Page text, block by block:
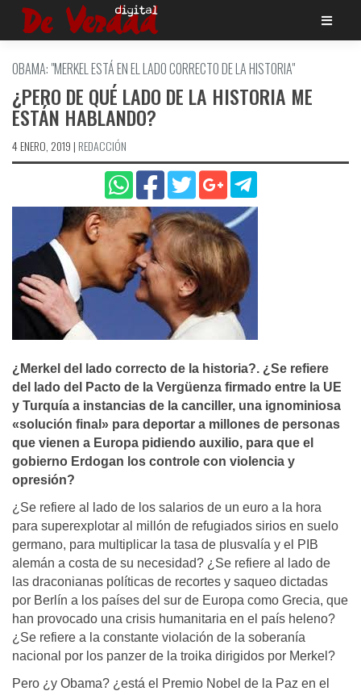
Saltar
OBAMA: "MERKEL ESTÁ EN EL LADO CORRECTO DE LA HISTORIA"
¿PERO DE QUÉ LADO DE LA HISTORIA ME
ESTÁN HABLANDO?
4 ENERO, 2019 | REDACCIÓN
¿Merkel del lado correcto de la historia?. ¿Se refiere
del lado del Pacto de la Vergüenza firmado entre la UE
y Turquí­a a instancias de la canciller, una ignominiosa
«solución final» para deportar a millones de personas
que vienen a Europa pidiendo auxilio, para que el
gobierno Erdogan los controle con violencia y
opresión?
¿Se refiere al lado de los salarios de un euro a la hora
para superexplotar al millón de refugiados sirios en suelo
germano, para multiplicar la tasa de plusvalía y el PIB
alemán a costa de su necesidad? ¿Se refiere al lado de
las draconianas políticas de recortes y saqueo dictadas
por Berlín a los países del sur de Europa como Grecia, que
han provocado una crisis humanitaria en el país heleno?
¿Se refiere a la constante violación de la soberanía
nacional por los panzer de la troika dirigidos por Merkel?
Pero ¿y Obama? ¿está el Premio Nobel de la Paz en el